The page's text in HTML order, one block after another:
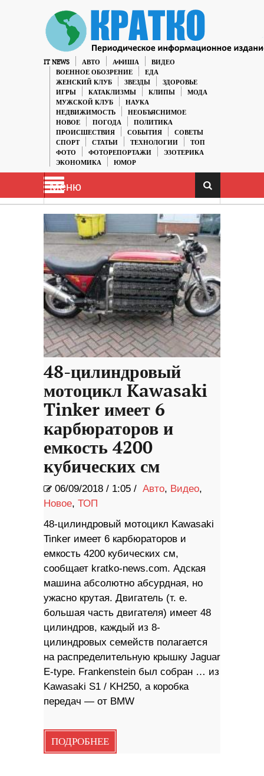
IT NEWS АВТО АФИША
ВИДЕО
ВОЕННОЕ ОБОЗРЕНИЕ
ЕДА
ЖЕНСКИЙ КЛУБ
ЗВЕЗДЫ
ЗДОРОВЬЕ
ИГРЫ
КАТАКЛИЗМЫ КЛИПЫ
МОДА
МУЖСКОЙ КЛУБ
НАУКА
НЕДВИЖИМОСТЬ
НЕОБЪЯСНИМОЕ
НОВОЕ
ПОГОДА
ПОЛИТИКА
ПРОИСШЕСТВИЯ
СОБЫТИЯ
СОВЕТЫ
СПОРТ
СТАТЬИ ТЕХНОЛОГИИ
ТОП
ФОТО
ФОТОРЕПОРТАЖИ
ЭЗОТЕРИКА
ЭКОНОМИКА
ЮМОР
Меню
48-цилиндровый
мотоцикл Kawasaki
Tinker имеет 6
карбюраторов и
емкость 4200
кубических см
06/09/2018 / 1:05 / Авто, Видео,
Новое, ТОП
48-цилиндровый мотоцикл Kawasaki
Tinker имеет 6 карбюраторов и
емкость 4200 кубических см,
сообщает kratko-news.com. Адская
машина абсолютно абсурдная, но
ужасно крутая. Двигатель (т. е.
большая часть двигателя) имеет 48
цилиндров, каждый из 8-
цилиндровых семейств полагается
на распределительную крышку Jaguar
E-type. Frankenstein был собран … из
Kawasaki S1 / KH250, а коробка
передач — от BMW
ПОДРОБНЕЕ